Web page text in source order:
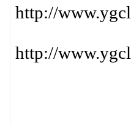
http://
http://